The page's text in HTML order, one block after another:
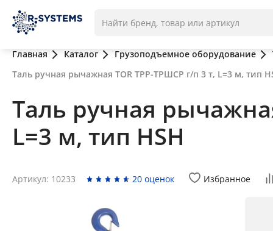
Главная Каталог Грузоподъемное оборудование
Таль ручная рычажная TOR ТРР-ТРШСР г/п 3 т, L=3 м, тип
Таль ручная
L=3 м, тип HSH
Артикул: 10233 20 оценок Избранное